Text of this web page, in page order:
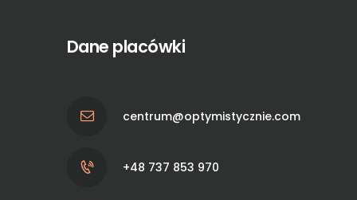
Dane placówki
centrum@optymistycznie.com
+48 737 853 970